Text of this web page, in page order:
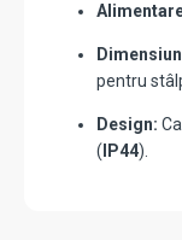
pentru
Design:
( IP44).